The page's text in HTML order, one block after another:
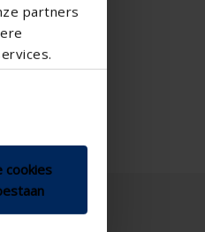
partners
cookies